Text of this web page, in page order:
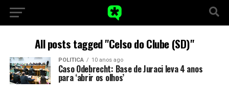
All posts tagged "Celso do Clube (SD)"
POLITICA 10 anos ago
Caso Odebrecht: Base de Juraci leva 4 anos
para ‘abrir os olhos’